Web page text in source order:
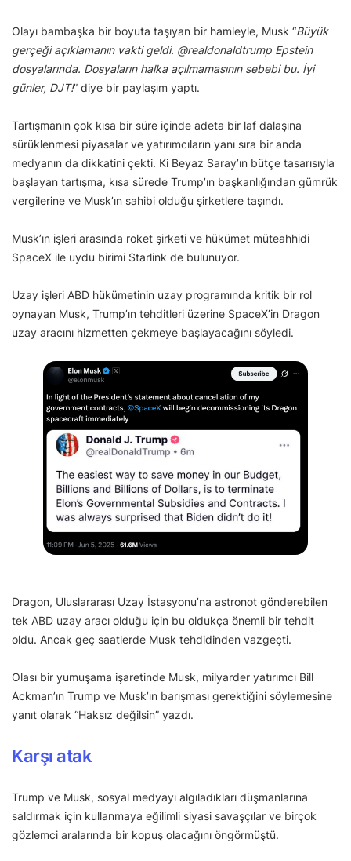
Olayı bambaşka bir boyuta taşıyan bir hamleyle, Musk “Büyük
gerçeği açıklamanın vakti geldi. @realdonaldtrump Epstein
dosyalarında. Dosyaların halka açılmamasının sebebi bu. İyi
günler, DJT!” diye bir paylaşım yaptı.
Tartışmanın çok kısa bir süre içinde adeta bir laf dalaşına
sürüklenmesi piyasalar ve yatırımcıların yanı sıra bir anda
medyanın da dikkatini çekti. Ki Beyaz Saray’ın bütçe tasarısıyla
başlayan tartışma, kısa sürede Trump’ın başkanlığından gümrük
vergilerine ve Musk’ın sahibi olduğu şirketlere taşındı.
Musk’ın işleri arasında roket şirketi ve hükümet müteahhidi
SpaceX ile uydu birimi Starlink de bulunuyor.
Uzay işleri ABD hükümetinin uzay programında kritik bir rol
oynayan Musk, Trump’ın tehditleri üzerine SpaceX’in Dragon
uzay aracını hizmetten çekmeye başlayacağını söyledi.
Dragon, Uluslararası Uzay İstasyonu’na astronot gönderebilen
tek ABD uzay aracı olduğu için bu oldukça önemli bir tehdit
oldu. Ancak geç saatlerde Musk tehdidinden vazgeçti.
Olası bir yumuşama işaretinde Musk, milyarder yatırımcı Bill
Ackman’ın Trump ve Musk’ın barışması gerektiğini söylemesine
yanıt olarak “Haksız değilsin” yazdı.
Karşı atak
Trump ve Musk, sosyal medyayı algıladıkları düşmanlarına
saldırmak için kullanmaya eğilimli siyasi savaşçılar ve birçok
gözlemci aralarında bir kopuş olacağını öngörmüştü.